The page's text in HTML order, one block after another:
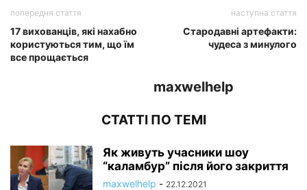
попередня стаття
17 вихованців, які нахабно
користуються тим, що їм
все прощається
наступна стаття
Стародавні артефакти:
чудеса з минулого
maxwelhelp
СТАТТІ ПО ТЕМІ
Як живуть учасники шоу
“каламбур” після його закриття
maxwelhelp - 22.12.2021